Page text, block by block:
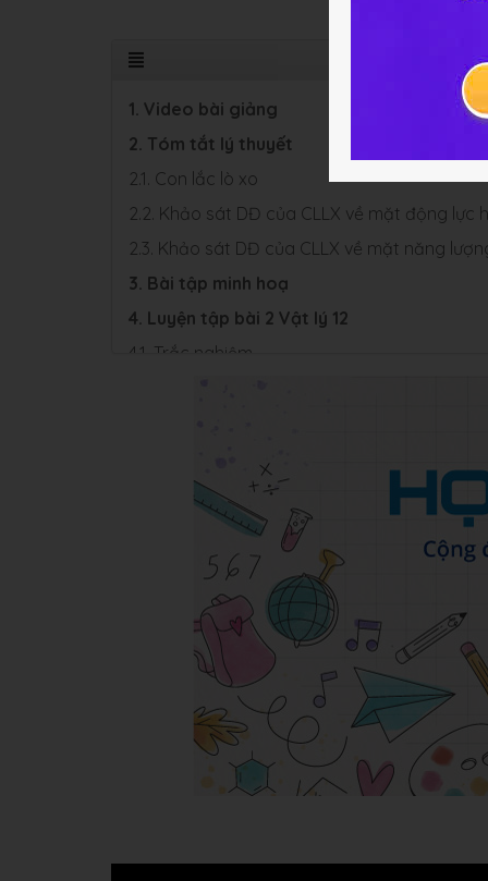
1. Video bài giảng
2. Tóm tắt lý thuyết
2.1. Con lắc lò xo
2.2. Khảo sát DĐ của CLLX về mặt động lực
2.3. Khảo sát DĐ của CLLX về mặt năng
3. Bài tập minh hoạ
4. Luyện tập bài 2 Vật lý 12
4.1. Trắc nghiệm